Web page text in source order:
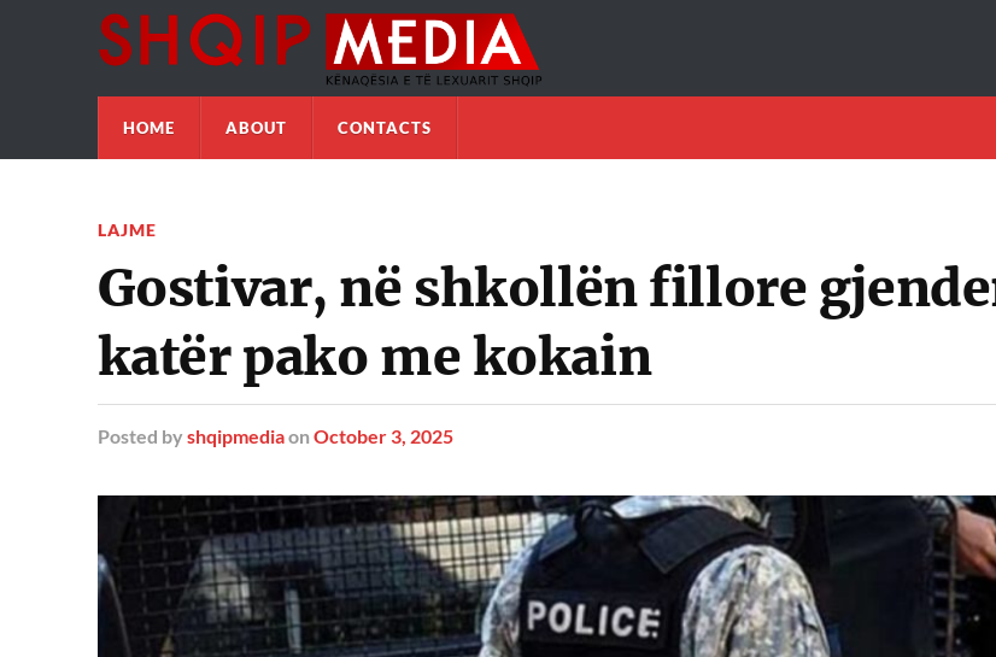
HOME ABOUT CONTACTS
LAJME
Gostivar, në shkollën fillore
katër pako me kokain
Posted by shqipmediaon October 3, 2025